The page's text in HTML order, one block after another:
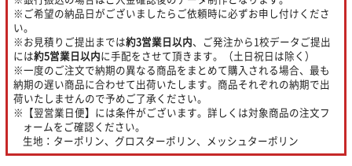
※ご希望の納品日がございましたらご依頼時に必ずお申し付けくださ
い。
※お見積りご提出までは約3営業日以内、ご発注から1校データご提出
には約5営業日以内に手配をさせて頂きます。（土日祝日は除く）
※一度のご注文で納期の異なる商品をまとめて購入される場合、最も
納期の遅い商品に合わせて出荷いたします。商品それぞれの納期で出
荷いたしませんので予めご了承ください。
※【翌営業日便】には条件がございます。詳しくは対象商品の注文フ
ォームをご確認ください。
生地：ターポリン、グロスターポリン、メッシュターポリン